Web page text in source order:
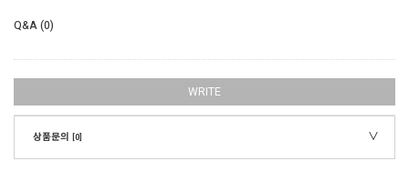
Q&A (0)
WRITE
상품문의 [0]